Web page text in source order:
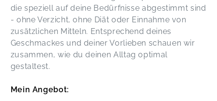
die speziell auf deine Bedürfnisse abgestimmt sind
- ohne Verzicht, ohne Diät oder Einnahme von
zusätzlichen Mitteln. Entsprechend deines
Geschmackes und deiner Vorlieben schauen wir
zusammen, wie du deinen Alltag optimal
gestaltest.
Mein Angebot: